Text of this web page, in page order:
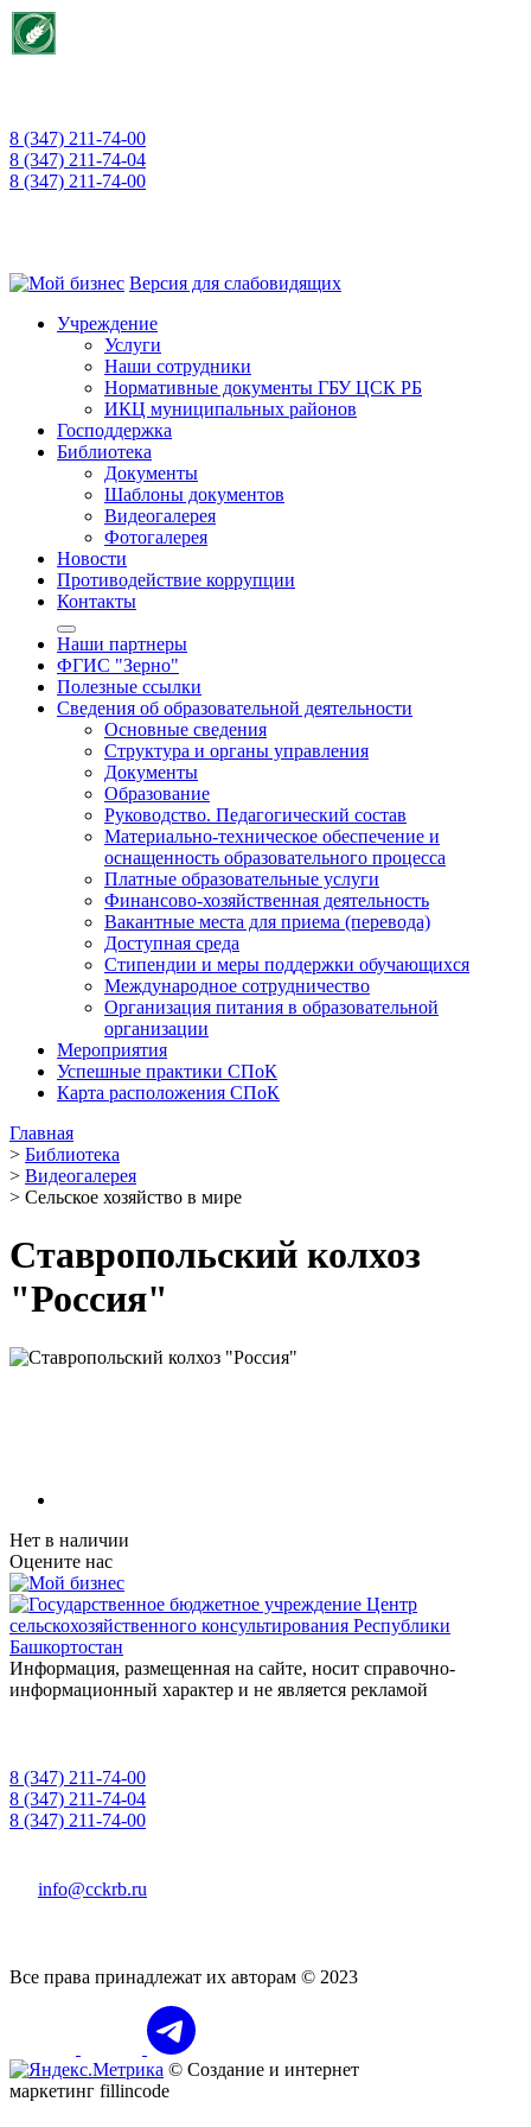
8 (347) 211-74-00
8 (347) 211-74-04
8 (347) 211-74-00
Версия для слабовидящих
Учреждение
Услуги
Наши сотрудники
Нормативные документы ГБУ ЦСК РБ
ИКЦ муниципальных районов
Господдержка
Библиотека
Документы
Шаблоны документов
Видеогалерея
Фотогалерея
Новости
Противодействие коррупции
Контакты
Наши партнеры
ФГИС "Зерно"
Полезные ссылки
Сведения об образовательной деятельности
Основные сведения
Структура и органы управления
Документы
Образование
Руководство. Педагогический состав
Материально-техническое обеспечение и
оснащенность образовательного процесса
Платные образовательные услуги
Финансово-хозяйственная деятельность
Вакантные места для приема (перевода)
Доступная среда
Стипендии и меры поддержки обучающихся
Международное сотрудничество
Организация питания в образовательной
организации
Мероприятия
Успешные практики СПоК
Карта расположения СПоК
Главная
> Библиотека
> Видеогалерея
> Сельское хозяйство в мире
Ставропольский колхоз
"Россия"
Нет в наличии
Оцените нас
Информация, размещенная на сайте, носит справочно-
информационный характер и не является рекламой
8 (347) 211-74-00
8 (347) 211-74-04
8 (347) 211-74-00
info@cckrb.ru
Все права принадлежат их авторам © 2023
© Создание и интернет
маркетинг fillincode